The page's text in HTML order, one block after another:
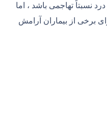
نسبتاً تهاجمی باشد ، اما
برخی از بیماران آرامش